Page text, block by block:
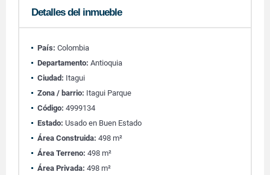
Detalles del inmueble
País: Colombia
Departamento: Antioquia
Ciudad: Itagui
Zona / barrio: Itagui Parque
Código: 4999134
Estado: Usado en Buen Estado
Área Construida: 498 m²
Área Terreno: 498 m²
Área Privada: 498 m²